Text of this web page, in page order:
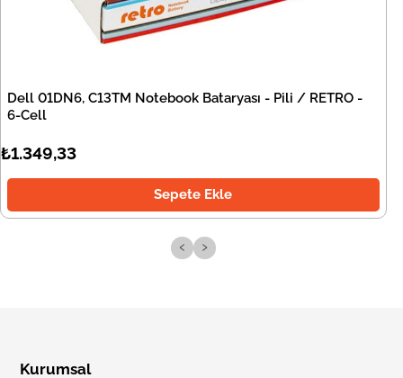
Dell 01DN6, C13TM Notebook Bataryası - Pili / RETRO -
6-Cell
₺1.349,33
Sepete Ekle
‹ ›
Kurumsal